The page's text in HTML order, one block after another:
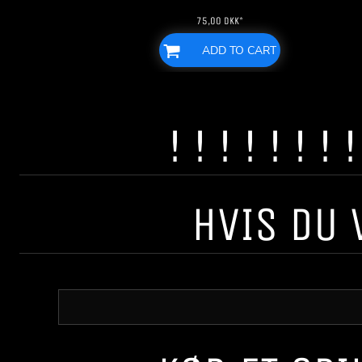
75,00 DKK*
ADD TO CART
! ! ! ! ! ! ! !
HVIS DU